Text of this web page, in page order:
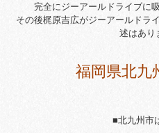
完全にジーアールドライブに
その後梶原吉広がジーアールドラ
述はあり
福岡県北九
■北九州市